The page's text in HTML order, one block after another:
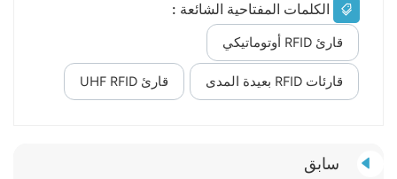
الكلمات المفتاحية الشائعة :
قارئ RFID أوتوماتيكي
قارئات RFID بعيدة المدى قارئ UHF RFID
سابق